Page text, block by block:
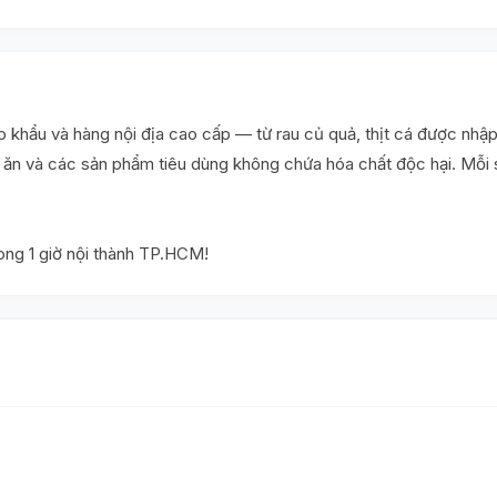
khẩu và hàng nội địa cao cấp — từ rau củ quả, thịt cá được
và các sản phẩm tiêu dùng không chứa hóa chất độc hại.
1 giờ nội thành TP.HCM!